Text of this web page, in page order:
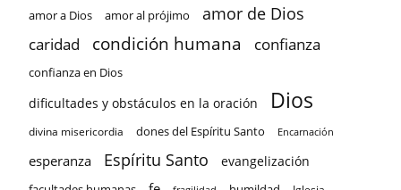
amor a Dios amor al prójimo amor de Dios
caridad condición humana confianza
confianza en Dios
dificultades y obstáculos en la oración Dios
divina misericordia dones del Espíritu Santo Encarnación
esperanza Espíritu Santo evangelización